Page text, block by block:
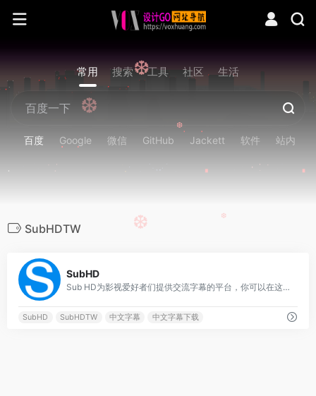
常用 搜索 工具 社区 生活
百度 Google 微信 GitHub Jackett 软件 站内
SubHDTW
SubHD
Sub HD为影视爱好者们提供交流字幕的平台，你可以在这里找到并下载字幕，对字幕打分和评论，也可以上传字幕与大家分享。
SubHD SubHDTW 中文字幕 中文字幕下载
❆ ❆
❆
❆
❆